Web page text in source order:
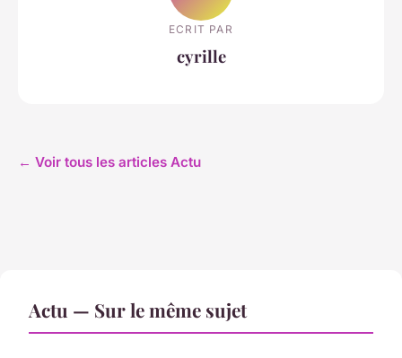
ECRIT PAR
cyrille
← Voir tous les articles Actu
Actu — Sur le même sujet